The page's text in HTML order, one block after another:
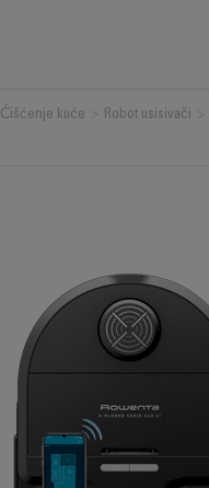
Ćišćenje kuće Robot usisivači